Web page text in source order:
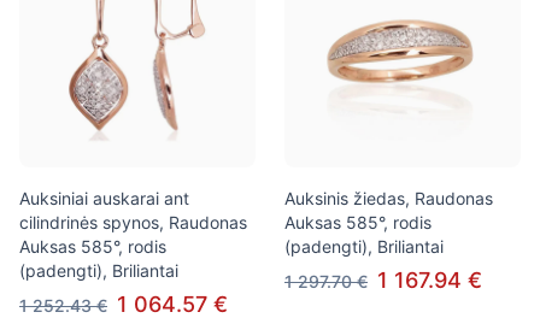
Auksiniai auskarai ant
cilindrinės spynos, Raudonas
Auksas 585°, rodis
(padengti), Briliantai
1 252.43 € 1 064.57 €
Auksinis žiedas, Raudonas
Auksas 585°, rodis
(padengti), Briliantai
1 297.70 € 1 167.94 €